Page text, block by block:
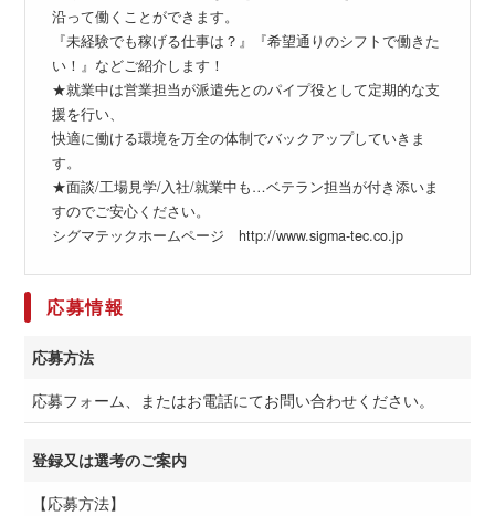
沿って働くことができます。
『未経験でも稼げる仕事は？』『希望通りのシフトで働きた
い！』などご紹介します！
★就業中は営業担当が派遣先とのパイプ役として定期的な支
援を行い、
快適に働ける環境を万全の体制でバックアップしていきま
す。
★面談/工場見学/入社/就業中も…ベテラン担当が付き添いま
すのでご安心ください。
シグマテックホームページ http://www.sigma-tec.co.jp
応募情報
応募方法
応募フォーム、またはお電話にてお問い合わせください。
登録又は選考のご案内
【応募方法】